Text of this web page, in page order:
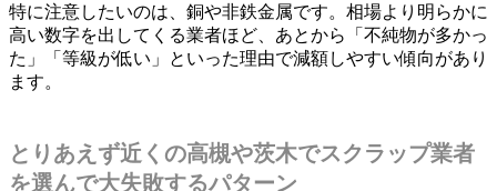
特に注意したいのは、銅や非鉄金属です。相場より明らかに
高い数字を出してくる業者ほど、あとから「不純物が多かっ
た」「等級が低い」といった理由で減額しやすい傾向があり
ます。
とりあえず近くの高槻や茨木でスクラップ業者
を選んで大失敗するパターン